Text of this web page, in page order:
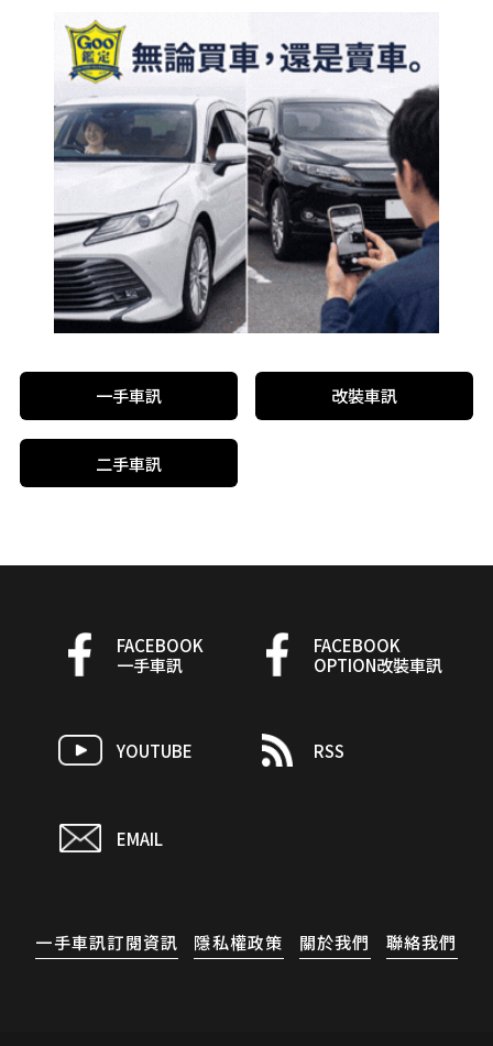
一手車訊 改裝車訊
二手車訊
FACEBOOK
一手車訊
FACEBOOK
OPTION改裝車訊
YOUTUBE RSS
EMAIL
一手車訊訂閱資訊 隱私權政策 關於我們 聯絡我們